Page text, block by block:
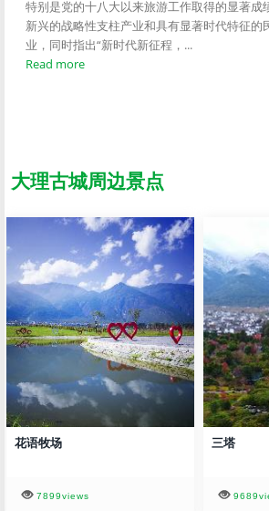
特别是党的十八大以来旅游工作取得的显著成
新兴的战略性支柱产业和具有显著时代特征的
业，同时指出“新时代新征程，...
Read more
大理古城周边景点
花语牧场
7899views
三塔